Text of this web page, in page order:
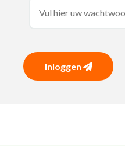
Inloggen